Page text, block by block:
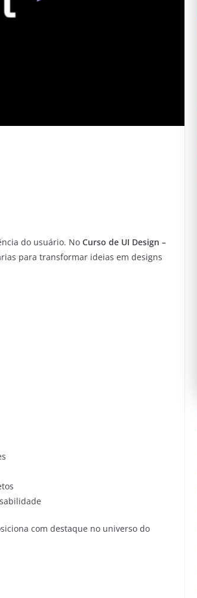
do usuário. No Curso de UI Design –
para transformar ideias em designs
com destaque no universo do